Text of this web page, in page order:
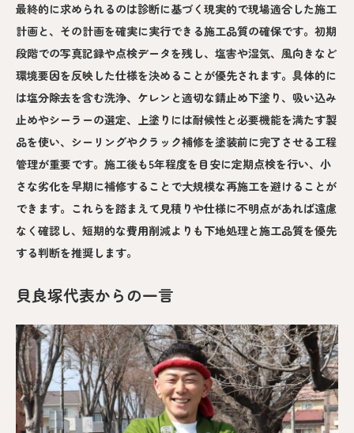
最終的に求められるのは診断に基づく現実的で現場適合した施工
計画と、その計画を確実に実行できる施工品質の確保です。初期
段階での写真記録や点検データを残し、塩害や湿気、風向きなど
環境要因を反映した仕様を決めることが優先されます。具体的に
は塩分除去を含む洗浄、ケレンと適切な錆止め下塗り、吸い込み
止めやシーラーの選定、上塗りには耐候性と必要機能を満たす製
品を使い、シーリングやクラック補修を塗装前に完了させる工程
管理が重要です。施工後も5年程度を目安に定期点検を行い、小
さな劣化を早期に補修することで大規模な再施工を避けることが
できます。これらを踏まえて見積りや仕様に不明点があれば遠慮
なく確認し、短期的な費用削減よりも下地処理と施工品質を優先
する判断を推奨します。
貝良塚代表からの一言